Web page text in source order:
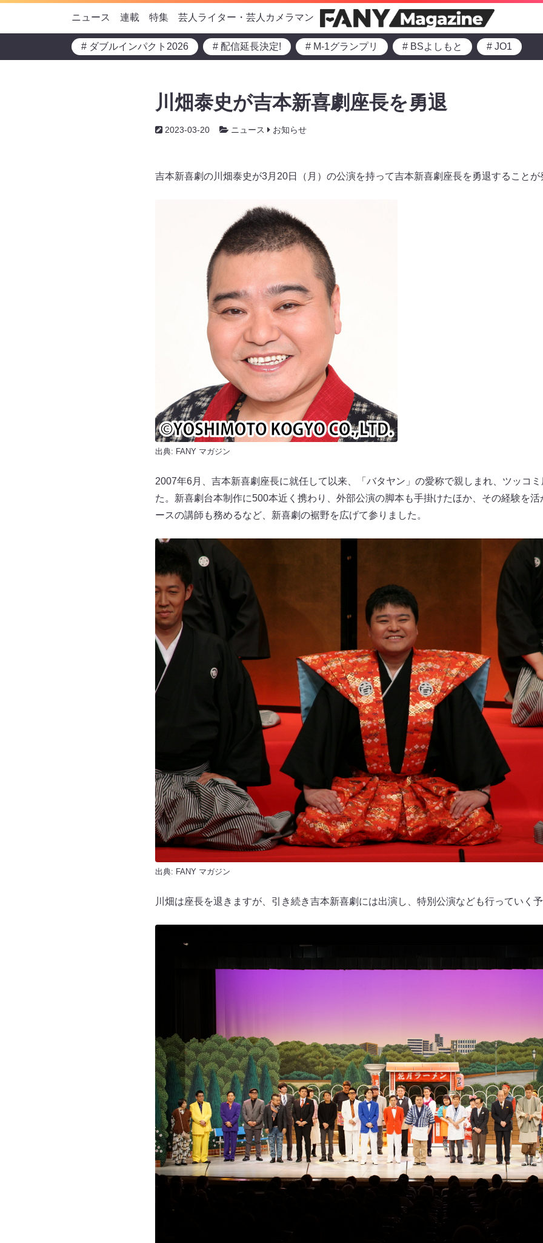
ニュース 連載 特集 芸人ライター・芸人カメラマン
# ダブルインパクト2026 # 配信延長決定! # M-1グランプリ # BSよしもと # JO1
川畑泰史が吉本新喜劇座長を勇退
2023-03-20 ニュース お知らせ
吉本新喜劇の川畑泰史が3月20日（月）の公演を持って吉本新喜劇座長を勇退すること
出典: FANY マガジン
2007年6月、吉本新喜劇座長に就任して以来、「バタヤン」の愛称で親しまれ、ツッコ
た。新喜劇台本制作に500本近く携わり、外部公演の脚本も手掛けたほか、その経験を
ースの講師も務めるなど、新喜劇の裾野を広げて参りました。
出典: FANY マガジン
川畑は座長を退きますが、引き続き吉本新喜劇には出演し、特別公演なども行っていく